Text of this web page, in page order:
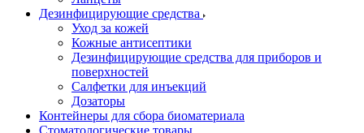
Дезинфицирующие средства
Уход за кожей
Кожные антисептики
Дезинфицирующие средства для приборов и
поверхностей
Салфетки для инъекций
Дозаторы
Контейнеры для сбора биоматериала
Стоматологические товары